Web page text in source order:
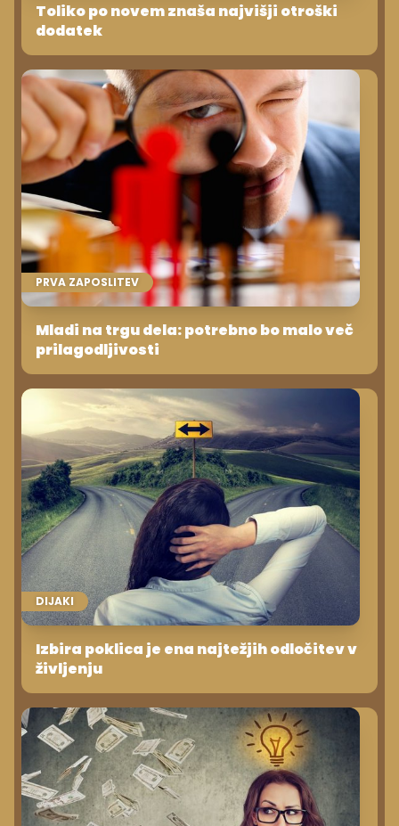
Toliko po novem znaša najvišji otroški
dodatek
PRVA ZAPOSLITEV
Mladi na trgu dela: potrebno bo malo več
prilagodljivosti
DIJAKI
Izbira poklica je ena najtežjih odločitev v
življenju